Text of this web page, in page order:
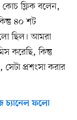
কোচ ফ্লিক বলেন,
৪০ শট
ছিল। আমরা
করেছি, কিন্তু
প্রশংসা করার
চ্যানেল ফলো